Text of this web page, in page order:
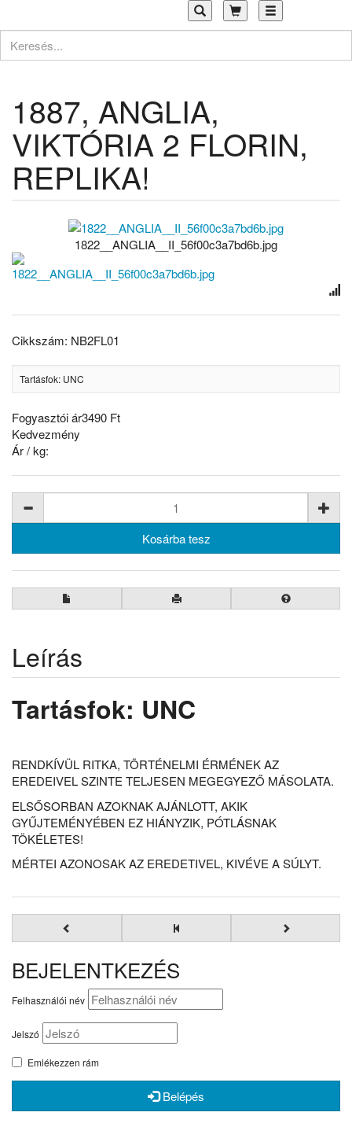
Toggle
navigation
1887, ANGLIA,
VIKTÓRIA 2 FLORIN,
REPLIKA!
1822__ANGLIA__II_56f00c3a7bd6b.jpg
Cikkszám: NB2FL01
Tartásfok: UNC
Fogyasztói ár3490 Ft
Kedvezmény
Ár / kg:
Leírás
Tartásfok: UNC
RENDKÍVÜL RITKA, TÖRTÉNELMI ÉRMÉNEK AZ
EREDEIVEL SZINTE TELJESEN MEGEGYEZŐ MÁSOLATA.
ELSŐSORBAN AZOKNAK AJÁNLOTT, AKIK
GYŰJTEMÉNYÉBEN EZ HIÁNYZIK, PÓTLÁSNAK
TÖKÉLETES!
MÉRTEI AZONOSAK AZ EREDETIVEL, KIVÉVE A SÚLYT.
BEJELENTKEZÉS
Felhasználói név
Jelszó
Emlékezzen rám
Belépés